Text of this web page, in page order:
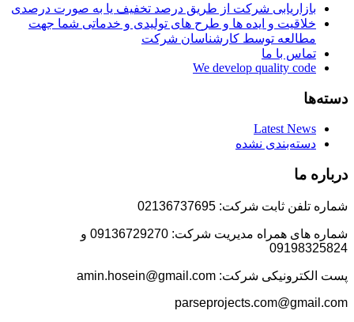
بازاریابی شرکت از طریق درصد تخفیف یا به صورت درصدی
خلاقیت و ایده ها و طرح های تولیدی و خدماتی شما جهت
مطالعه توسط کارشناسان شرکت
تماس با ما
We develop quality code
دسته‌ها
Latest News
دسته‌بندی نشده
درباره ما
شماره تلفن ثابت شرکت: 02136737695
شماره های همراه مدیریت شرکت: 09136729270 و
09198325824
پست الکترونیکی شرکت: amin.hosein@gmail.com
parseprojects.com@gmail.com